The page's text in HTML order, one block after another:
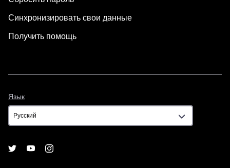
Синхронизировать свои данные
Получить помощь
Язык